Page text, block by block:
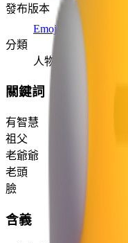
發布版本
Emoji 0.6
(2015)
分類
人物與身體
關鍵詞
有智慧
祖父
老爺爺
老頭
臉
含義